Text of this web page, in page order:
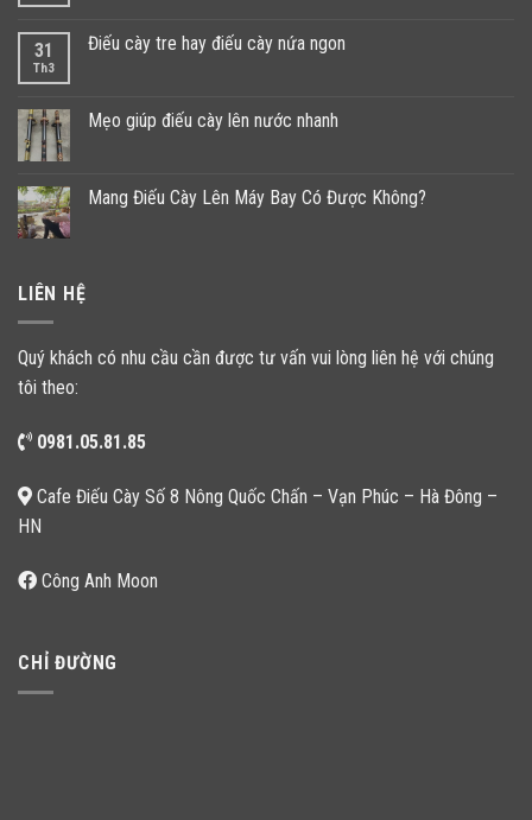
31
Th3
Điếu cày tre hay điếu cày nứa ngon
Mẹo giúp điếu cày lên nước nhanh
Mang Điếu Cày Lên Máy Bay Có Được Không?
LIÊN HỆ
Quý khách có nhu cầu cần được tư vấn vui lòng liên hệ với chúng
tôi theo:
0981.05.81.85
Cafe Điếu Cày Số 8 Nông Quốc Chấn – Vạn Phúc – Hà Đông –
HN
Công Anh Moon
CHỈ ĐƯỜNG